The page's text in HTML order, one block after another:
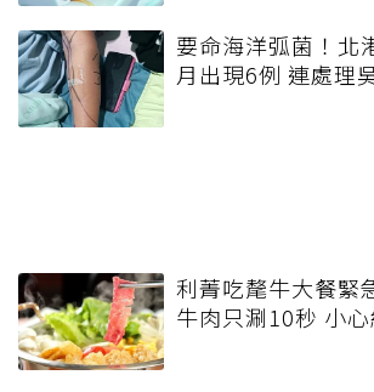
要命海洋弧菌！北
月出現6例 連處理
利菁吃氂牛大餐緊
牛肉只涮10秒 小